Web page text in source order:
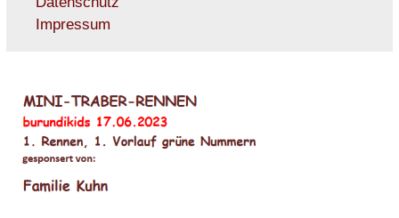
Impressum